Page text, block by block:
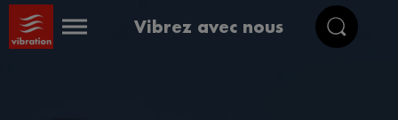
Vibrez avec nous